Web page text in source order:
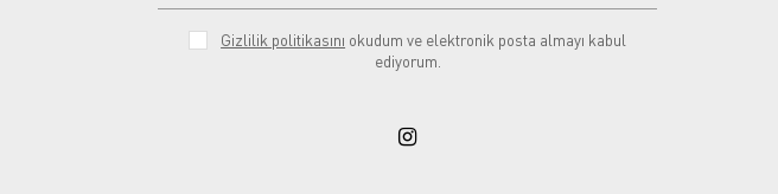
Gizlilik politikasını okudum ve elektronik posta almayı kabul
ediyorum.